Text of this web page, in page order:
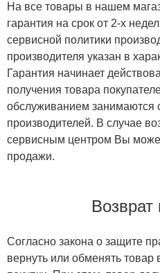
На все товары в нашем
гарантия на срок от 2-х
сервисной политики
производителя указан в
Гарантия начинает
получения товара
обслуживанием занимаются
производителей. В случае
сервисным центром Вы
продажи.
Согласно закона о защите
вернуть или обменять товар